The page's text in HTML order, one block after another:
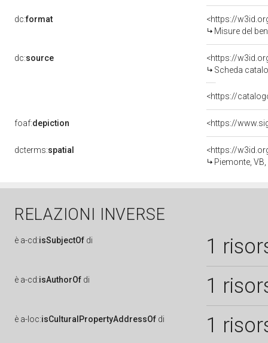
dc:format
<https://
Misure del
dc:source
<https://
Scheda
<https://
foaf:depiction <https://
dcterms:spatial
<https://
Piemonte,
RELAZIONI INVERSE
è a-cd:isSubjectOf di 1
è a-cd:isAuthorOf di 1
è a-loc:isCulturalPropertyAddressOf di 1